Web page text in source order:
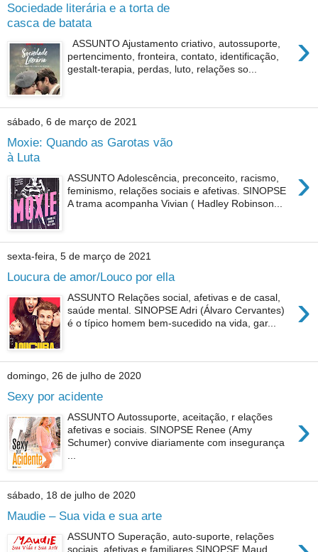
Sociedade literária e a torta de
casca de batata
›
ASSUNTO Ajustamento criativo, autossuporte,
pertencimento, fronteira, contato, identificação,
gestalt-terapia, perdas, luto, relações so...
sábado, 6 de março de 2021
Moxie: Quando as Garotas vão
à Luta
›
ASSUNTO Adolescência, preconceito, racismo,
feminismo, relações sociais e afetivas. SINOPSE
A trama acompanha Vivian ( Hadley Robinson...
sexta-feira, 5 de março de 2021
Loucura de amor/Louco por ella
›
ASSUNTO Relações social, afetivas e de casal,
saúde mental. SINOPSE Adri (Álvaro Cervantes)
é o típico homem bem-sucedido na vida, gar...
domingo, 26 de julho de 2020
Sexy por acidente
›
ASSUNTO Autossuporte, aceitação, r elações
afetivas e sociais. SINOPSE Renee (Amy
Schumer) convive diariamente com insegurança
sábado, 18 de julho de 2020
Maudie – Sua vida e sua arte
ASSUNTO Superação, auto-suporte, relações
sociais, afetivas e familiares SINOPSE Maud